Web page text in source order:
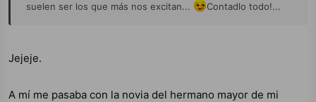
suelen ser los que más nos excitan...
Contadlo todo!...
Jejeje.
A mí me pasaba con la novia del hermano mayor de mi